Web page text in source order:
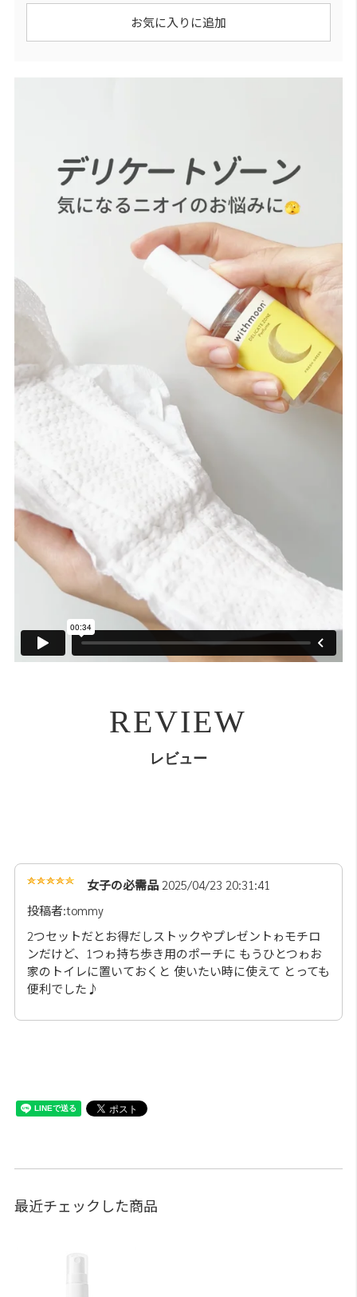
お気に入りに追加
REVIEW
レビュー
女子の必需品2025/04/23 20:31:41
投稿者:tommy
2つセットだとお得だしストックやプレゼントゎモチロ
ンだけど、1つゎ持ち歩き用のポーチに もうひとつゎお
家のトイレに置いておくと 使いたい時に使えて とっても
便利でした♪
最近チェックした商品